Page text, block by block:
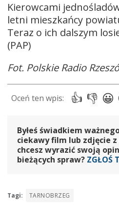
Kierowcami
letni mieszkańcy
Teraz o ich dalszym
(PAP)
Fot. Polskie Radio
Byłeś świadkiem
ciekawy film lub zdjęcie z
chcesz wyrazić swoją
bieżących spraw? ZGŁOŚ
Tagi: TARNOBRZEG